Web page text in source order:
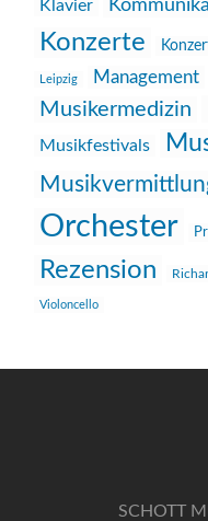
Klavier
Konzerte
Leipzig Management
Musikermedizin
Musikfestivals
Orchester
Rezension
Violoncello
SCHOTT